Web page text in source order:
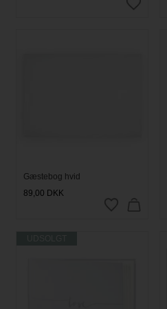
Gæstebog hvid
89,00 DKK